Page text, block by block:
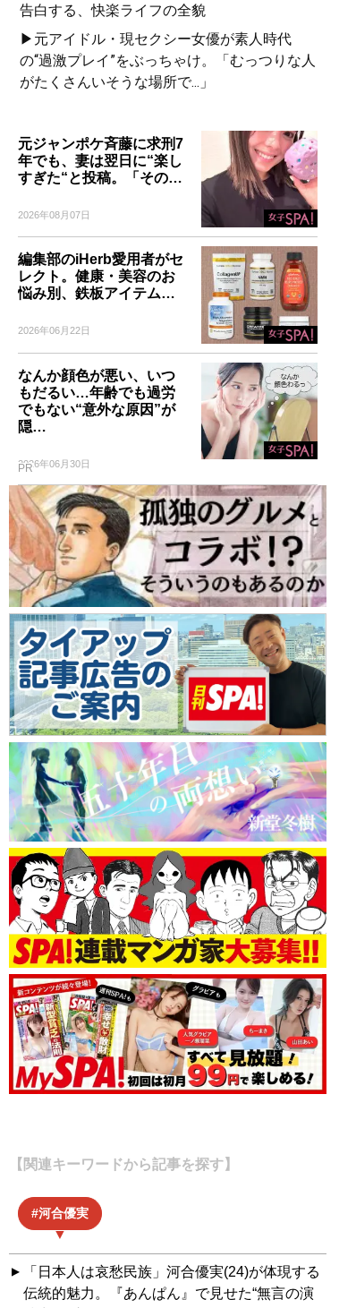
告白する、快楽ライフの全貌
▶元アイドル・現セクシー女優が素人時代
の“過激プレイ”をぶっちゃけ。「むっつりな人
がたくさんいそうな場所で...」
元ジャンポケ斉藤に求刑7
年でも、妻は翌日に“楽し
すぎた“と投稿。「その…
2026年08月07日
編集部のiHerb愛用者がセ
レクト。健康・美容のお
悩み別、鉄板アイテム…
2026年06月22日
なんか顔色が悪い、いつ
もだるい…年齢でも過労
でもない“意外な原因”が
隠…
2026年06月30日
PR
【関連キーワードから記事を探す】
河合優実
「日本人は哀愁民族」河合優実(24)が体現する
伝統的魅力。『あんぱん』で見せた“無言の演